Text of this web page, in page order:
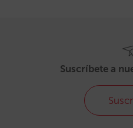
Suscríbete a